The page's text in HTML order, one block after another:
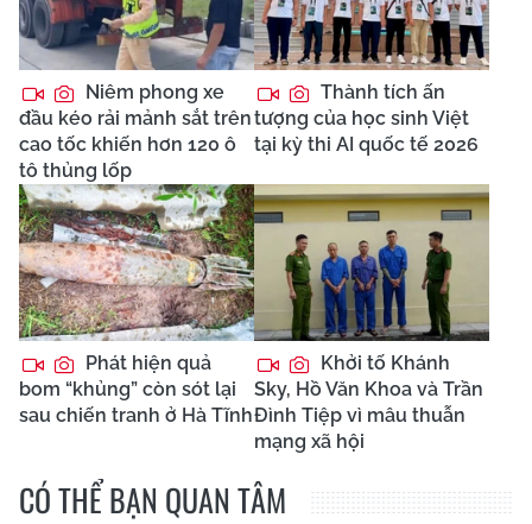
Niêm phong xe
đầu kéo rải mảnh sắt trên
cao tốc khiến hơn 120 ô
tô thủng lốp
Thành tích ấn
tượng của học sinh Việt
tại kỳ thi AI quốc tế 2026
Phát hiện quả
bom “khủng” còn sót lại
sau chiến tranh ở Hà Tĩnh
Khởi tố Khánh
Sky, Hồ Văn Khoa và Trần
Đình Tiệp vì mâu thuẫn
mạng xã hội
CÓ THỂ BẠN QUAN TÂM